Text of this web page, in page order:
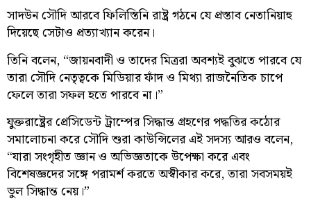
সাদউন সৌদি আরবে ফিলিস্তিনি রাষ্ট্র গঠনে যে প্রস্তাব নেতানিয়াহু
দিয়েছে সেটাও প্রত্যাখ্যান করেন।
তিনি বলেন, “জায়নবাদী ও তাদের মিত্ররা অবশ্যই বুঝতে পারবে যে
তারা সৌদি নেতৃত্বকে মিডিয়ার ফাঁদ ও মিথ্যা রাজনৈতিক চাপে
ফেলে তারা সফল হতে পারবে না।”
যুক্তরাষ্ট্রের প্রেসিডেন্ট ট্রাম্পের সিদ্ধান্ত গ্রহণের পদ্ধতির কঠোর
সমালোচনা করে সৌদি শুরা কাউন্সিলের এই সদস্য আরও বলেন,
“যারা সংগৃহীত জ্ঞান ও অভিজ্ঞতাকে উপেক্ষা করে এবং
বিশেষজ্ঞদের সঙ্গে পরামর্শ করতে অস্বীকার করে, তারা সবসময়ই
ভুল সিদ্ধান্ত নেয়।”